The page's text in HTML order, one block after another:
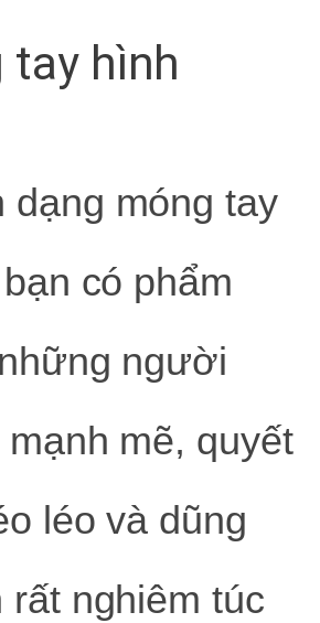
tay hình
dạng móng tay
có phẩm
người
mẽ, quyết
léo và dũng
rất nghiêm túc